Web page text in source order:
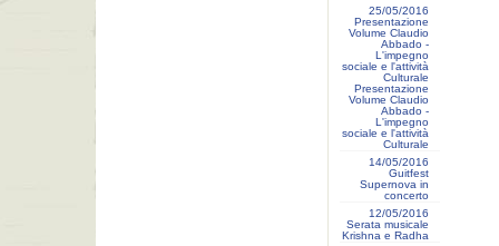
25/05/2016
Presentazione
Volume Claudio
Abbado -
L'impegno
sociale e l'attività
Culturale
Presentazione
Volume Claudio
Abbado -
L'impegno
sociale e l'attività
Culturale
14/05/2016
Guitfest
Supernova in
concerto
12/05/2016
Serata musicale
Krishna e Radha